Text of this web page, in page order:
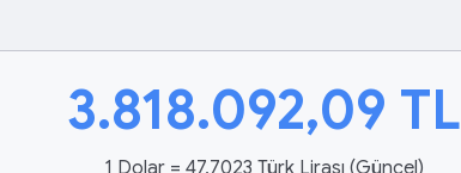
3.818.092,09 TL
1 Dolar = 47,7023 Türk Lirası (Güncel)